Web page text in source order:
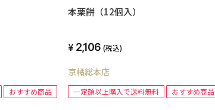
おすすめ商品
本栗餅（12個入）
2,106 (税込)
京橘総本店
一定額以上購入で送料無料 おすすめ商品